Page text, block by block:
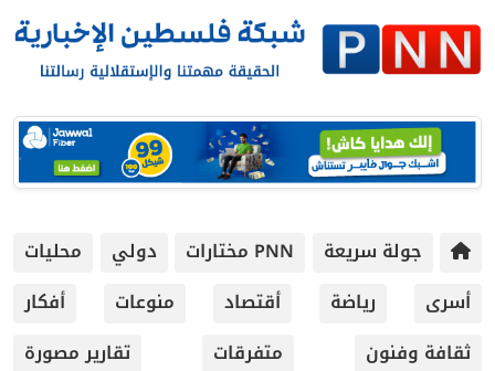
جولة سريعة PNN مختارات دولي
محليات
أسرى
رياضة أقتصاد منوعات
أفكار
ثقافة وفنون
متفرقات
تقارير مصورة